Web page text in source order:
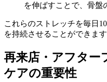
を伸ばすことで、骨盤
これらのストレッチを毎日
を持続させることができます
再来店・アフター
ケアの重要性